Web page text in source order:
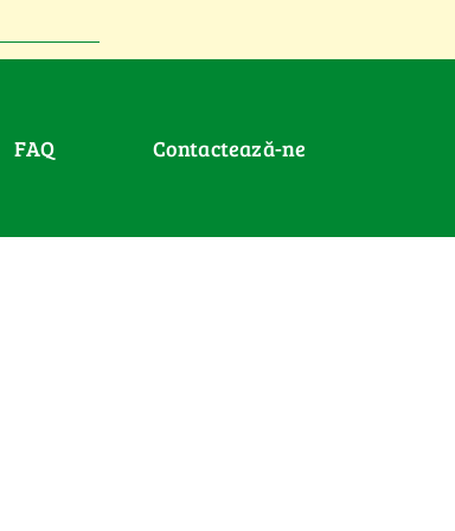
FAQ Contactează-ne